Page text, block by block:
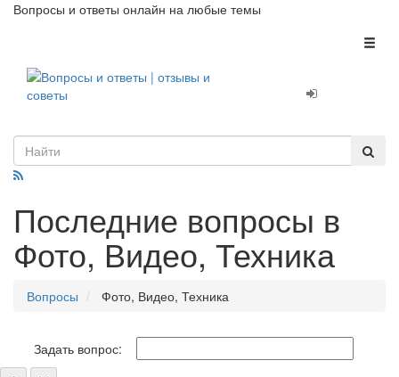
Вопросы и ответы онлайн на любые темы
Последние вопросы в
Фото, Видео, Техника
Вопросы Фото, Видео, Техника
Задать вопрос: